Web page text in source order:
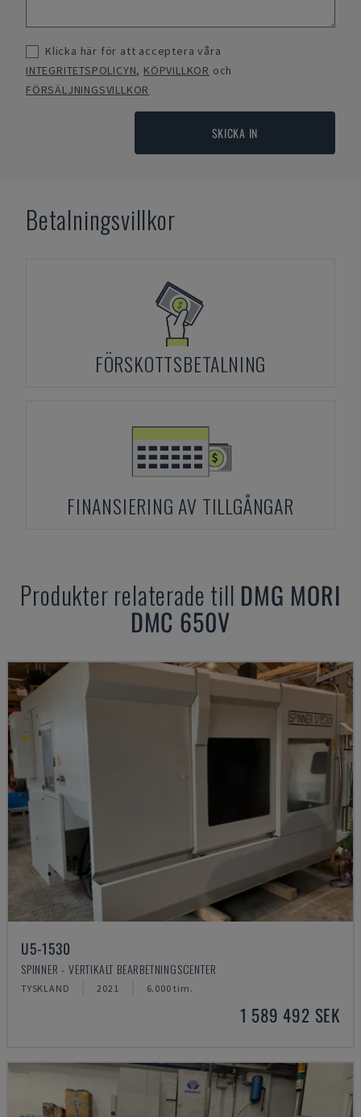
Klicka här för att acceptera våra
INTEGRITETSPOLICYN, KÖPVILLKOR och
FÖRSÄLJNINGSVILLKOR
SKICKA IN
Betalningsvillkor
FÖRSKOTTSBETALNING
FINANSIERING AV TILLGÅNGAR
Produkter relaterade till DMG MORI
DMC 650V
U5-1530
SPINNER - VERTIKALT BEARBETNINGSCENTER
TYSKLAND 2021 6.000 tim.
1 589 492 SEK